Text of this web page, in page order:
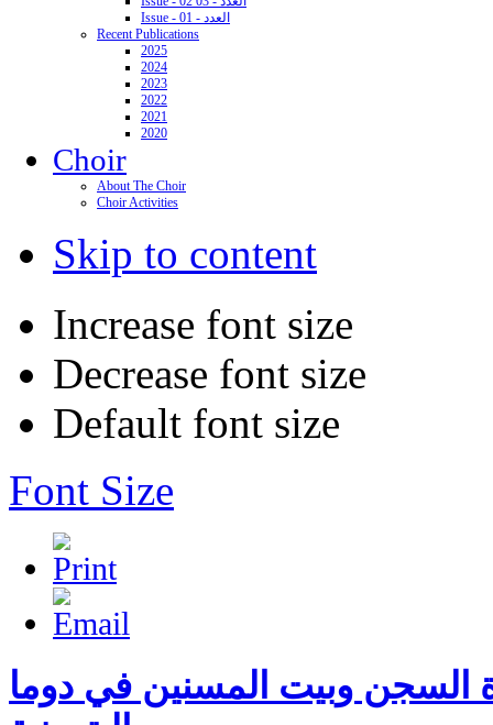
Issue - 01 - العدد
Recent Publications
2025
2024
2023
2022
2021
2020
Choir
About The Choir
Choir Activities
Skip to content
Increase font size
Decrease font size
Default font size
Font Size
السجن وبيت المسنين في دوما